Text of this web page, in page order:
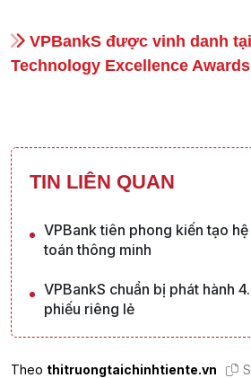
VPBankS được vinh danh
Technology Excellence
TIN LIÊN QUAN
VPBank tiên phong kiến tạo
toán thông minh
VPBankS chuẩn bị phát hành
phiếu riêng lẻ
Theo thitruongtaichinhtiente.vn